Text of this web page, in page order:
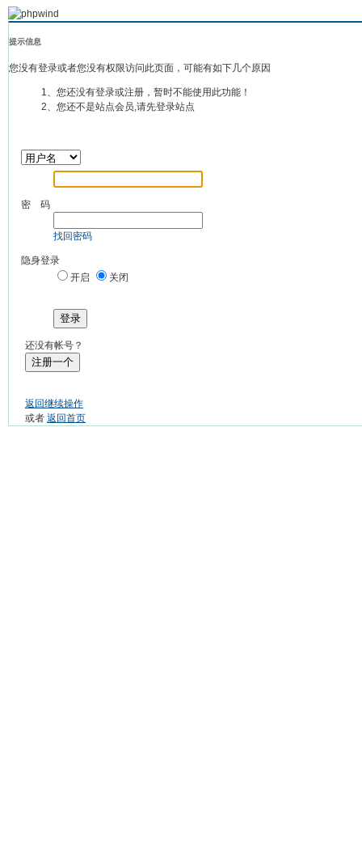
提示信息
您没有登录或者您没有权限访问此页面，可能有如下几个原因
1、您还没有登录或注册，暂时不能使用此功能！
2、您还不是站点会员,请先登录站点
密 码
找回密码
隐身登录
开启
关闭
登录
还没有帐号？
注册一个
返回继续操作
或者 返回首页